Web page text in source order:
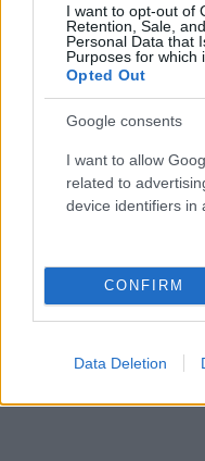
I want to opt-out of
Retention, Sale,
Personal Data that
Purposes for which
Opted Out
Google consents
I want to allow
related to
device identifiers in
CONFIRM
Data Deletion